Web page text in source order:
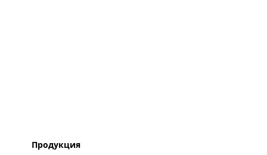
Продукция